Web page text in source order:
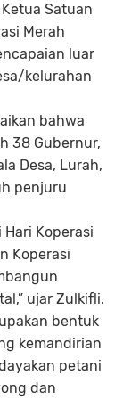
Ketua Satuan
Merah
luar
kelurahan
bahwa
38 Gubernur,
Desa, Lurah,
penjuru
Koperasi
Koperasi
ujar Zulkifli.
bentuk
kemandirian
petani
dan